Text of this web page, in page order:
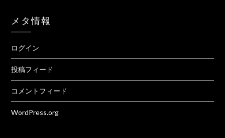
メタ情報
ログイン
投稿フィード
コメントフィード
WordPress.org